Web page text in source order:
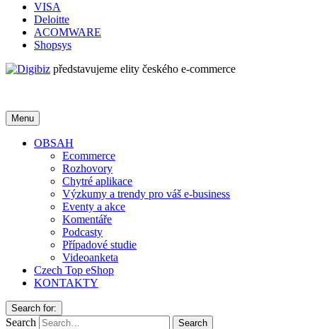
VISA
Deloitte
ACOMWARE
Shopsys
představujeme elity českého e-commerce
Menu
OBSAH
Ecommerce
Rozhovory
Chytré aplikace
Výzkumy a trendy pro váš e-business
Eventy a akce
Komentáře
Podcasty
Případové studie
Videoanketa
Czech Top eShop
KONTAKTY
Search for:
Search